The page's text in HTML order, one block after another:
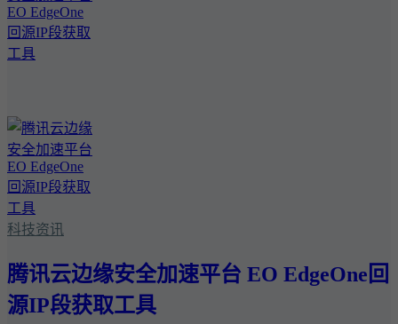
科技资讯
腾讯云边缘安全加速平台 EO EdgeOne回
源IP段获取工具